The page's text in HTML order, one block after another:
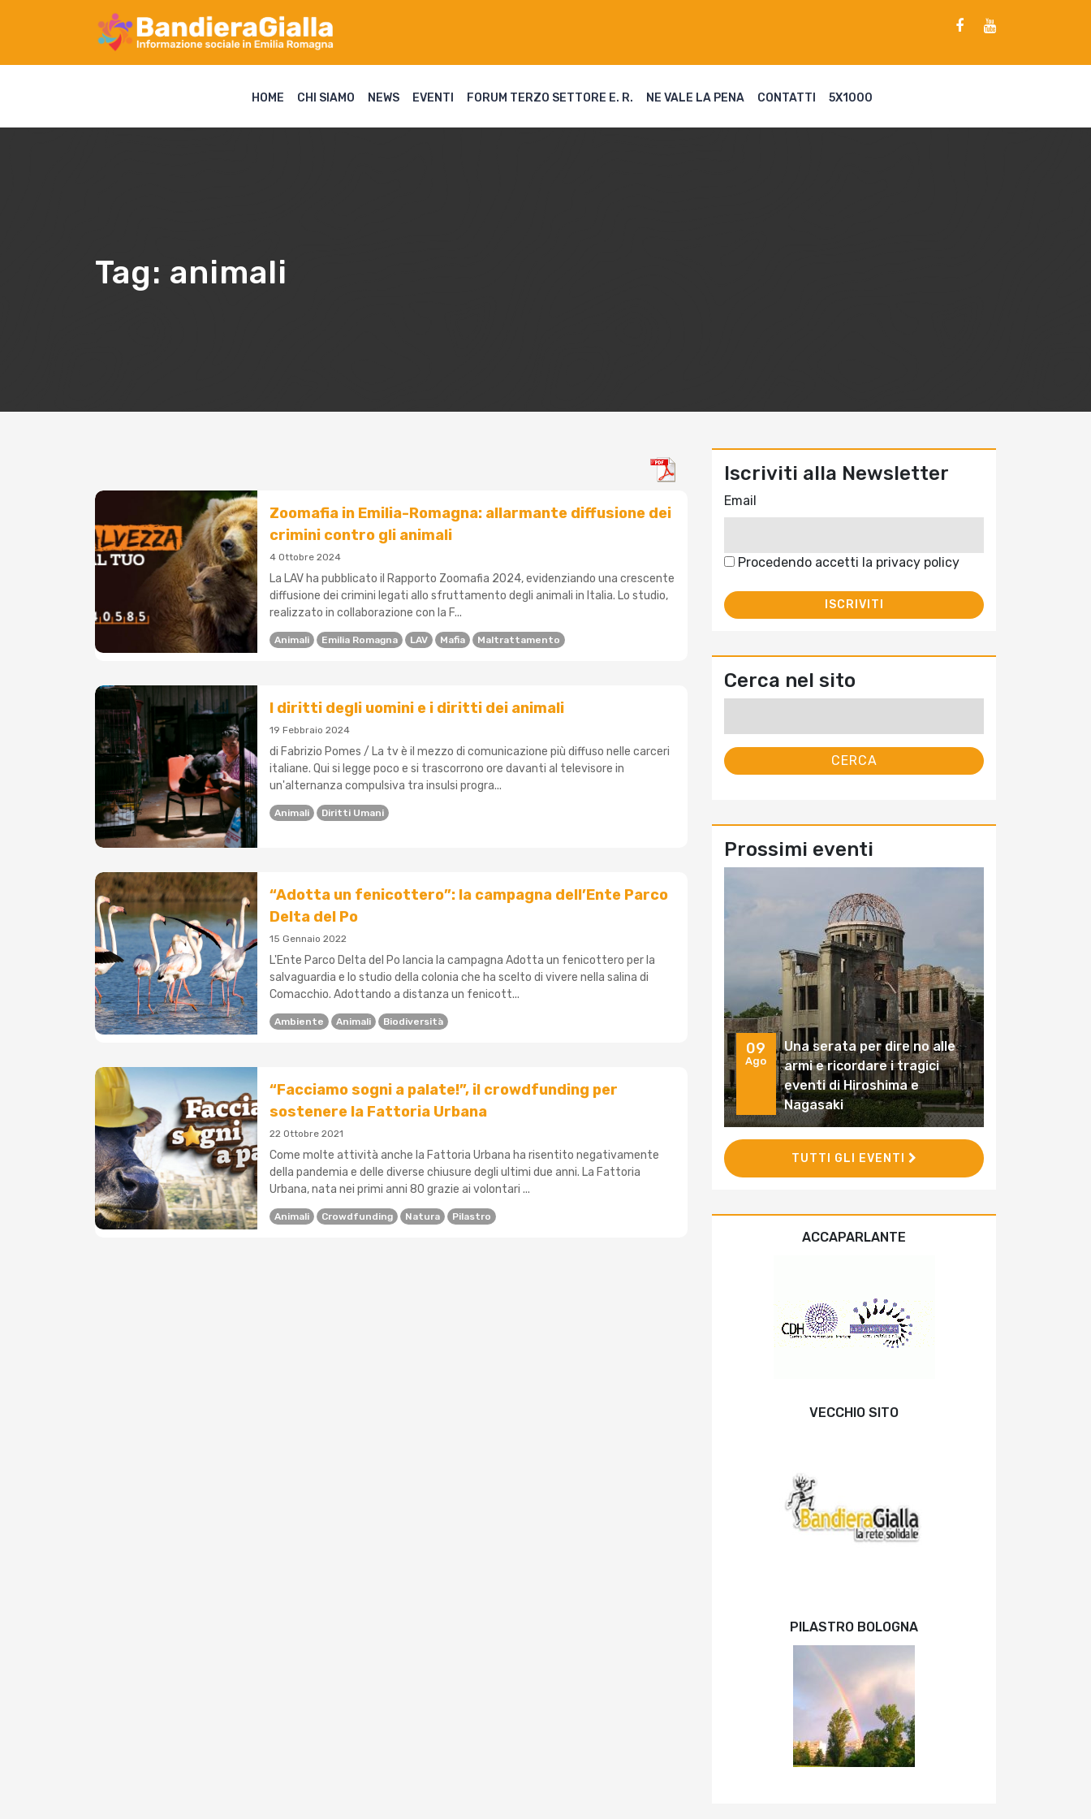
HOME CHI SIAMO NEWS EVENTI FORUM TERZO SETTORE E. R. NE VALE LA PENA CONTATTI 5X1000
Tag: animali
Zoomafia in Emilia-Romagna: allarmante diffusione dei
crimini contro gli animali
4 Ottobre 2024
La LAV ha pubblicato il Rapporto Zoomafia 2024, evidenziando una crescente
diffusione dei crimini legati allo sfruttamento degli animali in Italia. Lo studio,
realizzato in collaborazione con la F...
Animali Emilia Romagna LAV Mafia Maltrattamento
I diritti degli uomini e i diritti dei animali
19 Febbraio 2024
di Fabrizio Pomes / La tv è il mezzo di comunicazione più diffuso nelle carceri
italiane. Qui si legge poco e si trascorrono ore davanti al televisore in
un'alternanza compulsiva tra insulsi progra...
Animali Diritti Umani
“Adotta un fenicottero”: la campagna dell’Ente Parco
Delta del Po
15 Gennaio 2022
L'Ente Parco Delta del Po lancia la campagna Adotta un fenicottero per la
salvaguardia e lo studio della colonia che ha scelto di vivere nella salina di
Comacchio. Adottando a distanza un fenicott...
Ambiente Animali Biodiversità
“Facciamo sogni a palate!”, il crowdfunding per
sostenere la Fattoria Urbana
22 Ottobre 2021
Come molte attività anche la Fattoria Urbana ha risentito negativamente
della pandemia e delle diverse chiusure degli ultimi due anni. La Fattoria
Urbana, nata nei primi anni 80 grazie ai volontari ...
Animali Crowdfunding Natura Pilastro
Iscriviti alla Newsletter
Email
Procedendo accetti la privacy policy
Cerca nel sito
Prossimi eventi
09
Ago
Una serata per dire no alle
armi e ricordare i tragici
eventi di Hiroshima e
Nagasaki
TUTTI GLI EVENTI
ACCAPARLANTE
VECCHIO SITO
PILASTRO BOLOGNA